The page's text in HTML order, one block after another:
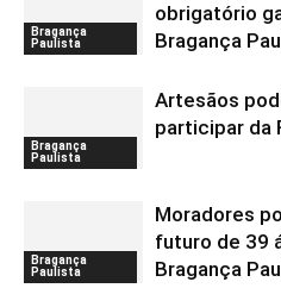
Bragança
Paulista
obrigatório
Bragança
Bragança
Paulista
Artesãos
participar da
Bragança
Paulista
Moradores
futuro de 39
Bragança